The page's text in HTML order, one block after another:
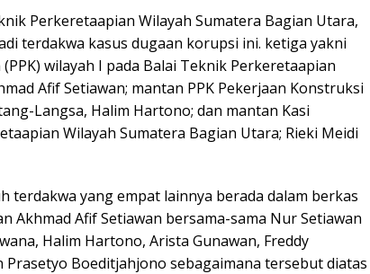
Perkeretaapian Wilayah Sumatera Bagian Utara,
terdakwa kasus dugaan korupsi ini. ketiga yakni
wilayah I pada Balai Teknik Perkeretaapian
Afif Setiawan; mantan PPK Pekerjaan Konstruksi
Langsa, Halim Hartono; dan mantan Kasi
Wilayah Sumatera Bagian Utara; Rieki Meidi
terdakwa yang empat lainnya berada dalam berkas
Akhmad Afif Setiawan bersama-sama Nur Setiawan
Halim Hartono, Arista Gunawan, Freddy
Prasetyo Boeditjahjono sebagaimana tersebut diatas